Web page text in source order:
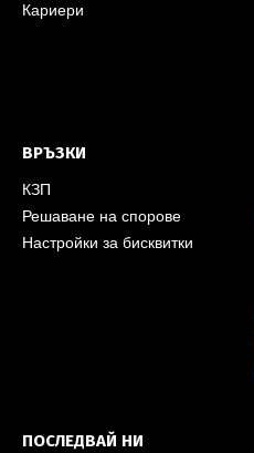
Кариери
ВРЪЗКИ
КЗП
Решаване на спорове
Настройки за бисквитки
ПОСЛЕДВАЙ НИ